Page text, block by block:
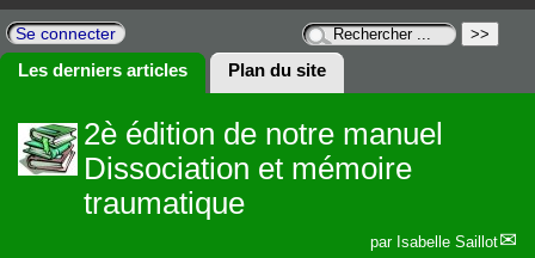
Se connecter
Les derniers articles Plan du site
2è édition de notre manuel
Dissociation et mémoire
traumatique
par Isabelle Saillot